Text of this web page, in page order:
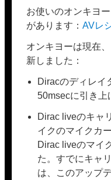
お使いのオンキヨ
があります： AVレ
オンキヨーは現在
新しました：
Diracのディレイ
50msecに引き上
Dirac liveのキャ
イクのマイクカ
Dirac liveのマイ
た。すでにキャ
は、このアップ